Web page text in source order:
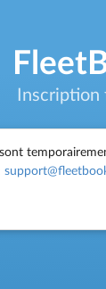
Inscription